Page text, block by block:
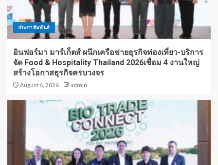
ประชาสัมพันธ์
อินฟอร์มา มาร์เก็ตส์ ผนึกเครือข่ายธุรกิจท่องเที่ยว-บริการ
จัด Food & Hospitality Thailand 2026เชื่อม 4 งานใหญ่
สร้างโอกาสธุรกิจครบวงจร
August 6, 2026 admin